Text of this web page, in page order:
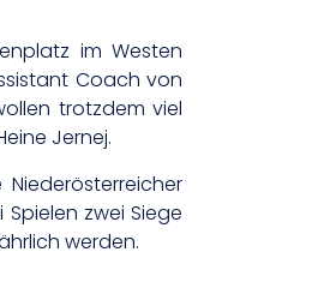
im Westen
Coach von
trotzdem viel
Jernej.
zwei Siege
werden.